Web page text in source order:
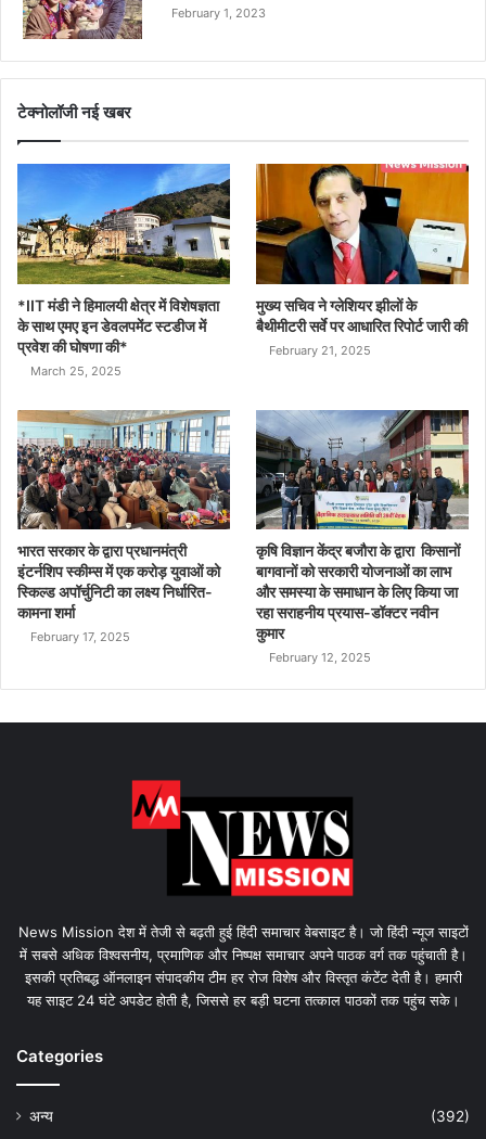
February 1, 2023
टेक्नोलॉजी नई खबर
*IIT मंडी ने हिमालयी क्षेत्र में विशेषज्ञता
के साथ एमए इन डेवलपमेंट स्टडीज में
प्रवेश की घोषणा की*
March 25, 2025
मुख्य सचिव ने ग्लेशियर झीलों के
बैथीमीटरी सर्वे पर आधारित रिपोर्ट जारी की
February 21, 2025
भारत सरकार के द्वारा प्रधानमंत्री
इंटर्नशिप स्कीम्स में एक करोड़ युवाओं को
स्किल्ड अपॉर्चुनिटी का लक्ष्य निर्धारित-
कामना शर्मा
February 17, 2025
कृषि विज्ञान केंद्र बजौरा के द्वारा किसानों
बागवानों को सरकारी योजनाओं का लाभ
और समस्या के समाधान के लिए किया जा
रहा सराहनीय प्रयास-डॉक्टर नवीन
कुमार
February 12, 2025
News Mission देश में तेजी से बढ़ती हुई हिंदी समाचार वेबसाइट है। जो हिंदी न्यूज साइटों
में सबसे अधिक विश्वसनीय, प्रमाणिक और निष्पक्ष समाचार अपने पाठक वर्ग तक पहुंचाती है।
इसकी प्रतिबद्ध ऑनलाइन संपादकीय टीम हर रोज विशेष और विस्तृत कंटेंट देती है। हमारी
यह साइट 24 घंटे अपडेट होती है, जिससे हर बड़ी घटना तत्काल पाठकों तक पहुंच सके।
Categories
अन्य
(392)